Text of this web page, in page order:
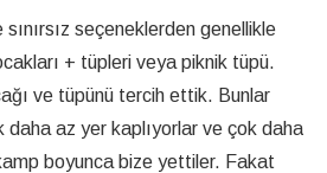
sınırsız seçeneklerden genellikle
+ tüpleri veya piknik tüpü.
ve tüpünü tercih ettik. Bunlar
daha az yer kaplıyorlar ve çok daha
boyunca bize yettiler. Fakat